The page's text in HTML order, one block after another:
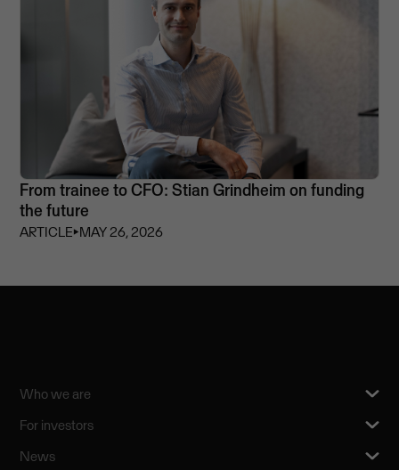
From trainee to CFO: Stian Grindheim on funding
the future
ARTICLE⏵MAY 26, 2026
Who we are
For investors
News